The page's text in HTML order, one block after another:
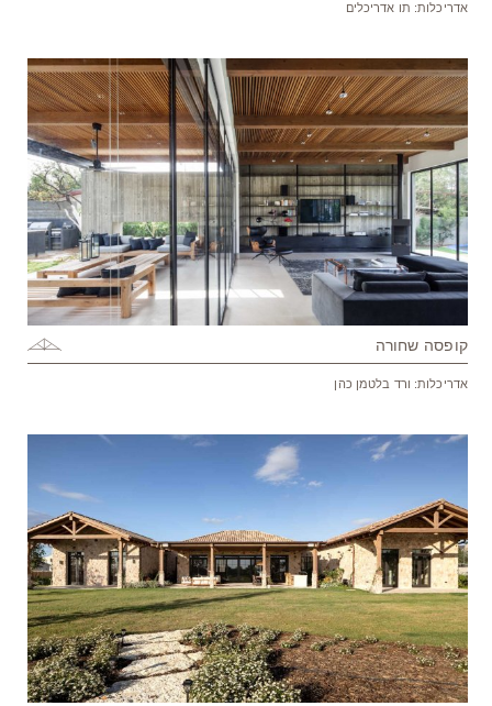
אדריכלות: תו אדריכלים
קופסה שחורה
אדריכלות: ורד בלטמן כהן